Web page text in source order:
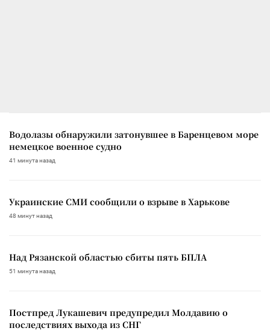
Водолазы обнаружили затонувшее в Баренцевом море
немецкое военное судно
41 минута назад
Украинские СМИ сообщили о взрыве в Харькове
48 минут назад
Над Рязанской областью сбиты пять БПЛА
51 минута назад
Постпред Лукашевич предупредил Молдавию о
последствиях выхода из СНГ